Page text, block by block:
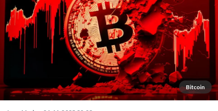
Bitcoin